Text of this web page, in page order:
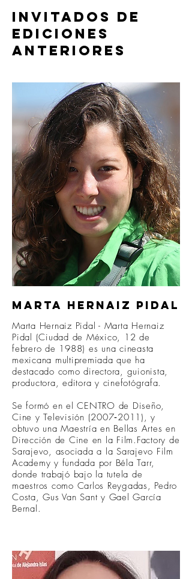
Invitados de
ediciones
anteriores
Marta Hernaiz Pidal
Marta Hernaiz Pidal - Marta Hernaiz
Pidal (Ciudad de México, 12 de
febrero de 1988) es una cineasta
mexicana multipremiada que ha
destacado como directora, guionista,
productora, editora y cinefotógrafa.
Se formó en el CENTRO de Diseño,
Cine y Televisión (2007‑2011), y
obtuvo una Maestría en Bellas Artes en
Dirección de Cine en la Film.Factory de
Sarajevo, asociada a la Sarajevo Film
Academy y fundada por Béla Tarr,
donde trabajó bajo la tutela de
maestros como Carlos Reygadas, Pedro
Costa, Gus Van Sant y Gael García
Bernal.